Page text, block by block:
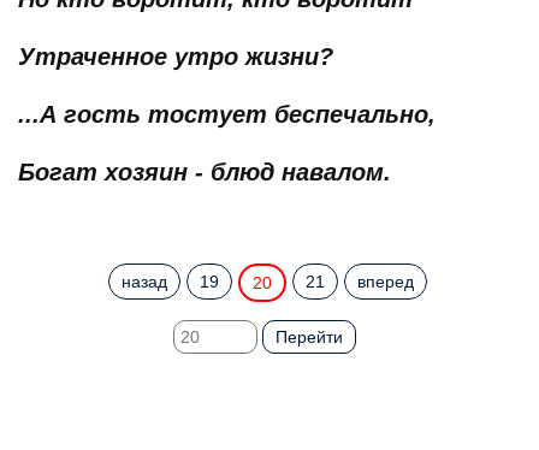
Утраченное утро жизни?
...А гость тостует беспечально,
Богат хозяин - блюд навалом.
назад 19 20 21 вперед
Перейти